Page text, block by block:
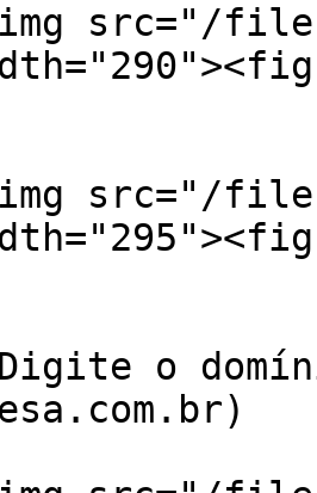
src="/files/
src="/files/
o